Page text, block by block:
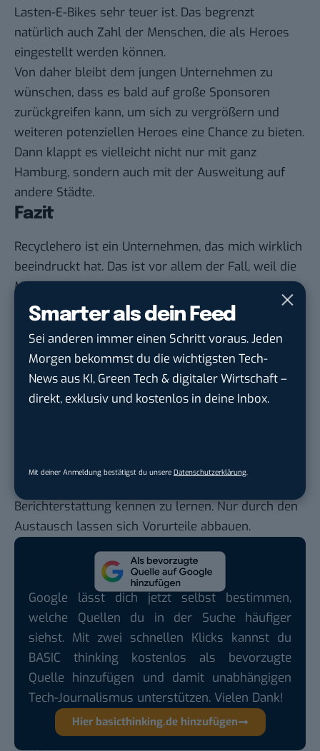
Smarter als dein Feed
Sei anderen immer einen Schritt voraus. Jeden
Morgen bekommst du die wichtigsten Tech-
News aus KI, Green Tech & digitaler Wirtschaft –
direkt, exklusiv und kostenlos in deine Inbox.
Mit deiner Anmeldung bestätigst du unsere Datenschutzerklärung
Lasten-E-Bikes sehr teuer ist. Das begrenzt
natürlich auch Zahl der Menschen, die als Heroes
eingestellt werden können.
Von daher bleibt dem jungen Unternehmen zu
wünschen, dass es bald auf große Sponsoren
zurückgreifen kann, um sich zu vergrößern und
weiteren potenziellen Heroes eine Chance zu bieten.
Dann klappt es vielleicht nicht nur mit ganz
Hamburg, sondern auch mit der Ausweitung auf
andere Städte.
Fazit
Recyclehero ist ein Unternehmen, das mich wirklich
beeindruckt hat. Das ist vor allem der Fall, weil die
Mission dahinter so viel mehr beinhaltet als den
umweltfreundlichen und klimaneutralen
Abtransport von Altpapier und Altglas.
Denn das erleichtert eigentlich nur unseren – sind
wir einmal ehrlich – ohnehin schon sehr bequemen
Alltag.
Wir leben in einer Zeit, in der wir hauptsächlich
es daher spannend, dass es Recyclehero
ermöglicht, die Menschen hinter der
Berichterstattung kennen zu lernen. Nur durch den
Austausch lassen sich Vorurteile abbauen.
Google lässt dich jetzt selbst bestimmen,
welche Quellen du in der Suche häufiger
siehst. Mit zwei schnellen Klicks kannst du
BASIC thinking kostenlos als bevorzugte
Quelle hinzufügen und damit unabhängigen
Tech-Journalismus unterstützen. Vielen Dank!
Hier basicthinking.de hinzufügen